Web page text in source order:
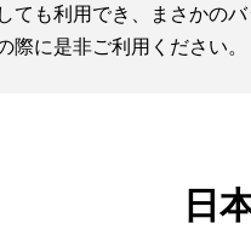
ても利用でき、まさかの
に是非ご利用ください。
日